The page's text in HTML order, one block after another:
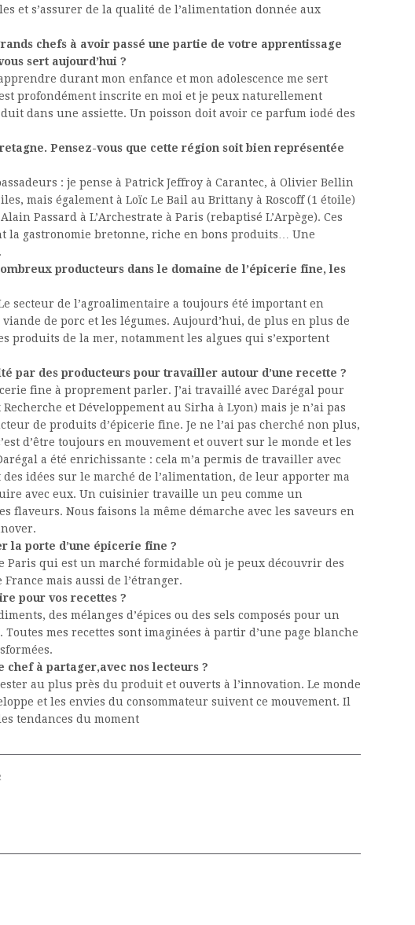
et s’assurer de la qualité de l’alimentation donnée aux
chefs à avoir passé une partie de votre apprentissage
sert aujourd’hui ?
durant mon enfance et mon adolescence me sert
profondément inscrite en moi et je peux naturellement
dans une assiette. Un poisson doit avoir ce parfum iodé des
Pensez-vous que cette région soit bien représentée
: je pense à Patrick Jeffroy à Carantec, à Olivier Bellin
mais également à Loïc Le Bail au Brittany à Roscoff (1 étoile)
Passard à L’Archestrate à Paris (rebaptisé L’Arpège). Ces
la gastronomie bretonne, riche en bons produits… Une
producteurs dans le domaine de l’épicerie fine, les
secteur de l’agroalimentaire a toujours été important en
de porc et les légumes. Aujourd’hui, de plus en plus de
produits de la mer, notamment les algues qui s’exportent
par des producteurs pour travailler autour d’une recette ?
fine à proprement parler. J’ai travaillé avec Darégal pour
et Développement au Sirha à Lyon) mais je n’ai pas
de produits d’épicerie fine. Je ne l’ai pas cherché non plus,
d’être toujours en mouvement et ouvert sur le monde et les
a été enrichissante : cela m’a permis de travailler avec
idées sur le marché de l’alimentation, de leur apporter ma
avec eux. Un cuisinier travaille un peu comme un
flaveurs. Nous faisons la même démarche avec les saveurs en
la porte d’une épicerie fine ?
Paris qui est un marché formidable où je peux découvrir des
mais aussi de l’étranger.
pour vos recettes ?
des mélanges d’épices ou des sels composés pour un
mes recettes sont imaginées à partir d’une page blanche
chef à partager,avec nos lecteurs ?
au plus près du produit et ouverts à l’innovation. Le monde
et les envies du consommateur suivent ce mouvement. Il
tendances du moment